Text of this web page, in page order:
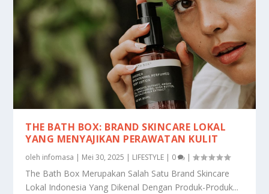
THE BATH BOX: BRAND SKINCARE LOKAL
YANG MENYAJIKAN PERAWATAN KULIT
oleh infomasa | Mei 30, 2025 | LIFESTYLE | 0 |
The Bath Box Merupakan Salah Satu Brand Skincare
Lokal Indonesia Yang Dikenal Dengan Produk-Produk...